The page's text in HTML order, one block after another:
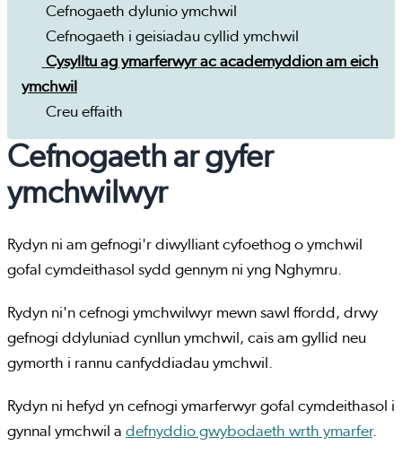
Cefnogaeth dylunio ymchwil
Cefnogaeth i geisiadau cyllid ymchwil
Cysylltu ag ymarferwyr ac academyddion am eich
ymchwil
Creu effaith
Cefnogaeth ar gyfer
ymchwilwyr
Rydyn ni am gefnogi'r diwylliant cyfoethog o ymchwil
gofal cymdeithasol sydd gennym ni yng Nghymru.
Rydyn ni'n cefnogi ymchwilwyr mewn sawl ffordd, drwy
gefnogi ddyluniad cynllun ymchwil, cais am gyllid neu
gymorth i rannu canfyddiadau ymchwil.
Rydyn ni hefyd yn cefnogi ymarferwyr gofal cymdeithasol i
gynnal ymchwil a defnyddio gwybodaeth wrth ymarfer.